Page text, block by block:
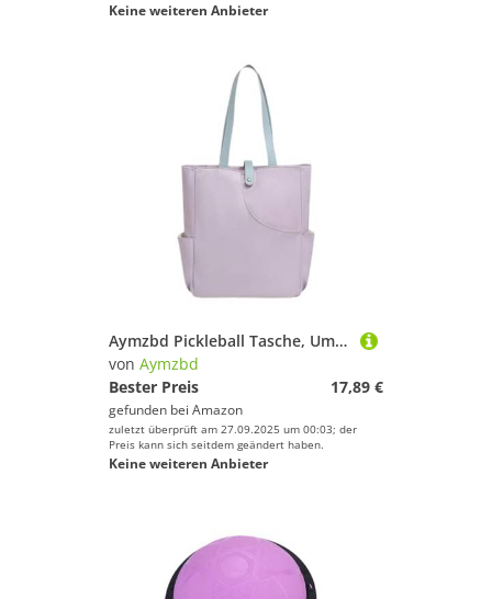
Keine weiteren Anbieter
Aymzbd Pickleball Tasche, Umhängetasche für Herren Und Damen, Leichte Mehrzweck Aufbewahrungstasche für Outdoor Sportarten, Lila
von Aymzbd
Bester Preis
17,89 €
gefunden bei Amazon
zuletzt überprüft am 27.09.2025 um 00:03; der
Preis kann sich seitdem geändert haben.
Keine weiteren Anbieter